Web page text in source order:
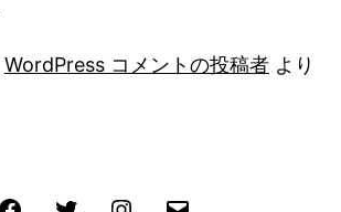
WordPress コメントの投稿者 より
FacebookTwitter Instagram